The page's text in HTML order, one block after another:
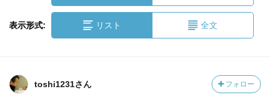
表示形式: リスト 全文
toshi1231さん フォロー